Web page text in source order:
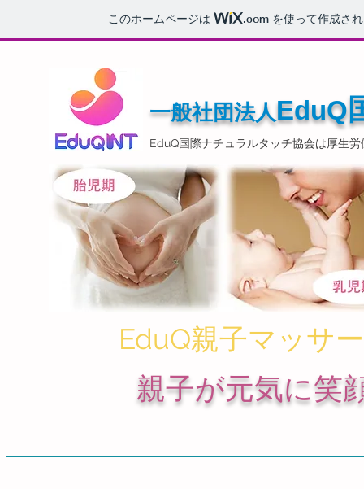
このホームページは .com を使って作成さ
一般社団法人EduQ
EduQ国際ナチュラルタッチ協会は厚生
EduQ親子マッサ
親子が元気に笑